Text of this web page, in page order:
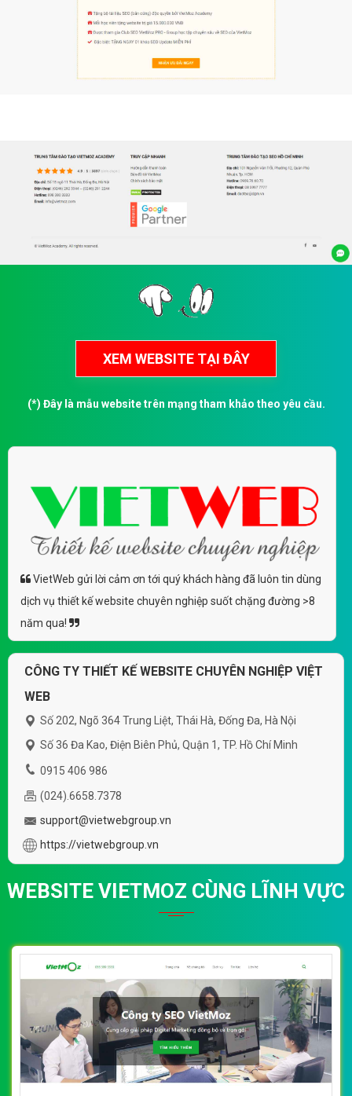
(*) Đây là mẫu website trên mạng tham khảo theo yêu cầu.
VietWeb gửi lời cảm ơn tới quý khách hàng đã luôn tin dùng
dịch vụ thiết kế website chuyên nghiệp suốt chặng đường >8
năm qua!
CÔNG TY THIẾT KẾ WEBSITE CHUYÊN NGHIỆP VIỆT
WEB
Số 202, Ngõ 364 Trung Liệt, Thái Hà, Đống Đa, Hà Nội
Số 36 Đa Kao, Điện Biên Phủ, Quận 1, TP. Hồ Chí Minh
0915 406 986
(024).6658.7378
support@vietwebgroup.vn
https://vietwebgroup.vn
WEBSITE VIETMOZ CÙNG LĨNH VỰC